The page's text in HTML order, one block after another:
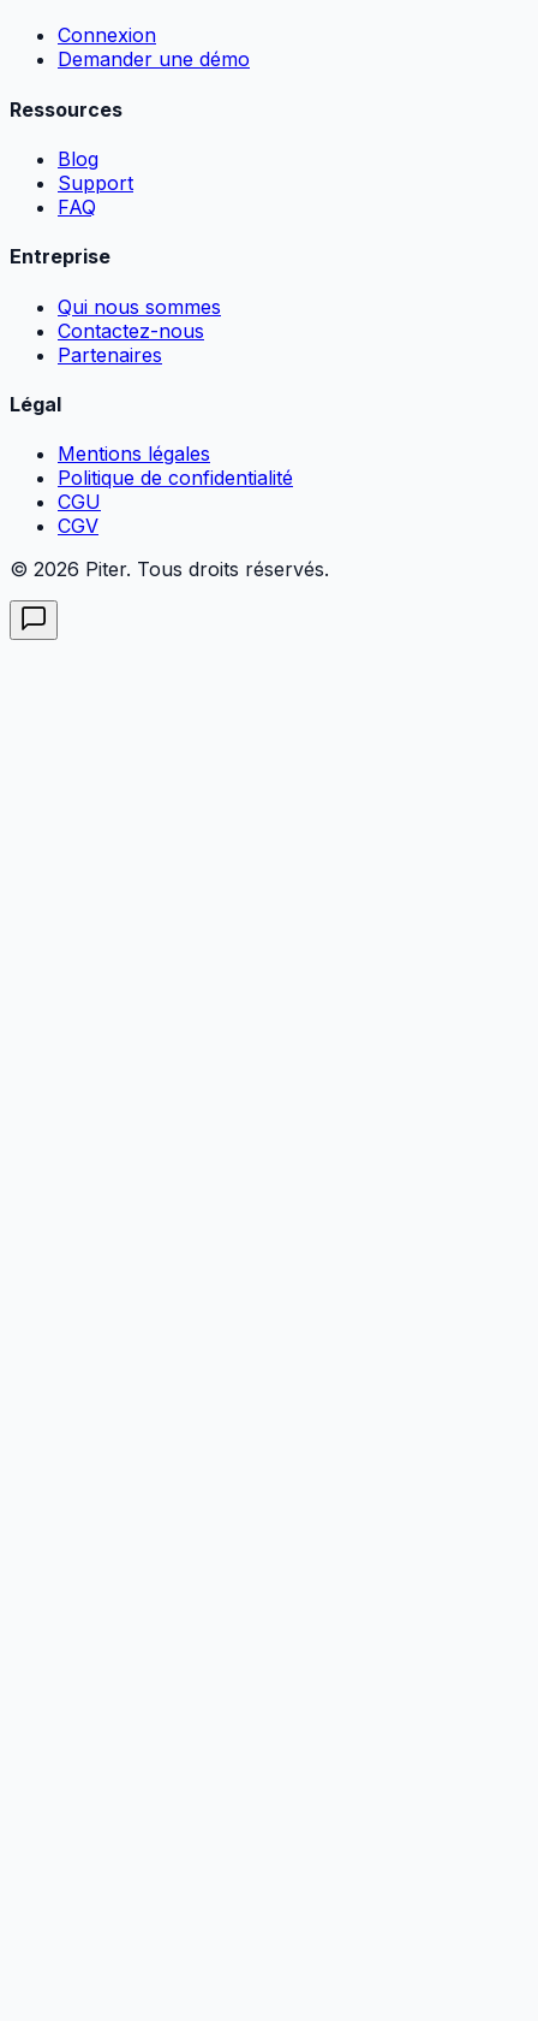
Connexion
Demander une démo
Ressources
Blog
Support
FAQ
Entreprise
Qui nous sommes
Contactez-nous
Partenaires
Légal
Mentions légales
Politique de confidentialité
CGU
CGV
© 2026 Piter. Tous droits réservés.